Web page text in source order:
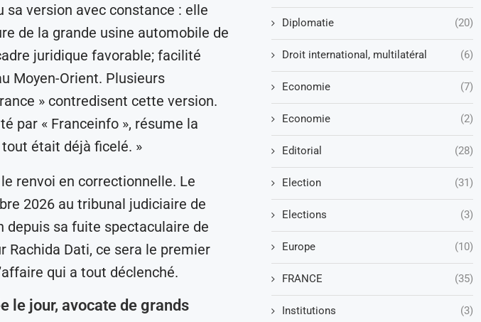
sa version avec constance : elle
de la grande usine automobile de
juridique favorable; facilité
Moyen-Orient. Plusieurs
» contredisent cette version.
par « Franceinfo », résume la
était déjà ficelé. »
renvoi en correctionnelle. Le
2026 au tribunal judiciaire de
depuis sa fuite spectaculaire de
Rachida Dati, ce sera le premier
qui a tout déclenché.
le jour, avocate de grands
Diplomatie (20)
Droit international, multilatéral (6)
Economie (7)
Economie (2)
Editorial (28)
Election (31)
Elections (3)
Europe (10)
FRANCE (35)
Institutions (3)